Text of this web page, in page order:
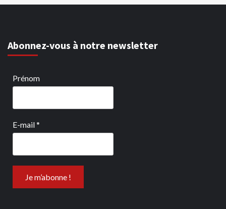
Abonnez-vous à notre newsletter
Prénom
E-mail*